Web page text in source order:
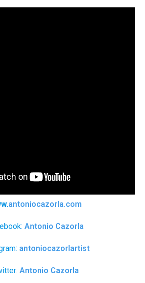
antoniocazorla.com
Antonio Cazorla
antoniocazorlartist
Antonio Cazorla